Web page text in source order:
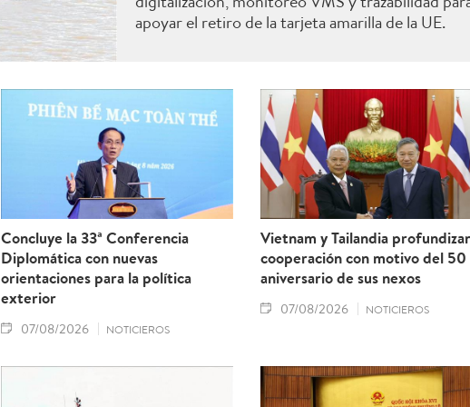
apoyar el retiro de la tarjeta amarilla de la UE.
Concluye la 33ª Conferencia
Diplomática con nuevas
orientaciones para la política
exterior
07/08/2026 NOTICIEROS
Vietnam y Tailandia
cooperación con motivo del 50
aniversario de sus nexos
07/08/2026 NOTICIEROS